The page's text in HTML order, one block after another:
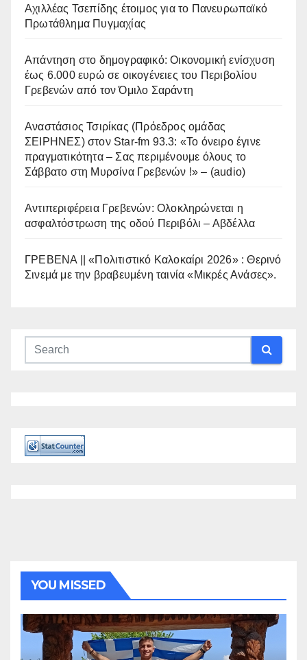
Αχιλλέας Τσεπίδης έτοιμος για το Πανευρωπαϊκό
Πρωτάθλημα Πυγμαχίας
Απάντηση στο δημογραφικό: Οικονομική ενίσχυση
έως 6.000 ευρώ σε οικογένειες του Περιβολίου
Γρεβενών από τον Όμιλο Σαράντη
Αναστάσιος Τσιρίκας (Πρόεδρος ομάδας
ΣΕΙΡΗΝΕΣ) στον Star-fm 93.3: «Το όνειρο έγινε
πραγματικότητα – Σας περιμένουμε όλους το
Σάββατο στη Μυρσίνα Γρεβενών !» – (audio)
Αντιπεριφέρεια Γρεβενών: Ολοκληρώνεται η
ασφαλτόστρωση της οδού Περιβόλι – Αβδέλλα
ΓΡΕΒΕΝΑ || «Πολιτιστικό Καλοκαίρι 2026» : Θερινό
Σινεμά με την βραβευμένη ταινία «Μικρές Ανάσες».
YOU MISSED